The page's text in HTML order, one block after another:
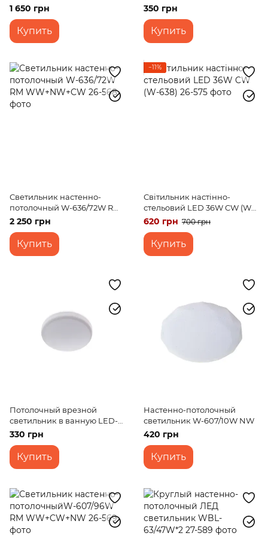
WW+NW+CW
1 650 грн
Купить
350 грн
Купить
Светильник настенно-
потолочный W-636/72W RM
WW+NW+CW
2 250 грн
Купить
−11%
Світильник настінно-
стельовий LED 36W CW (W-
638)
620 грн 700 грн
Купить
Потолочный врезной
светильник в ванную LED-
47R/18W NW
330 грн
Купить
Настенно-потолочный
светильник W-607/10W NW
420 грн
Купить